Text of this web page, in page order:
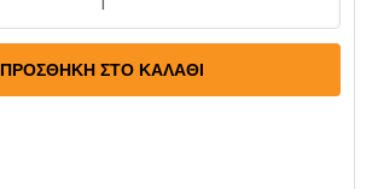
ΠΡΟΣΘΉΚΗ ΣΤΟ ΚΑΛΆΘΙ